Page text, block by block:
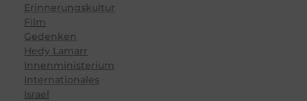
Erinnerungskultur
Film
Gedenken
Hedy Lamarr
Innenministerium
Internationales
Israel